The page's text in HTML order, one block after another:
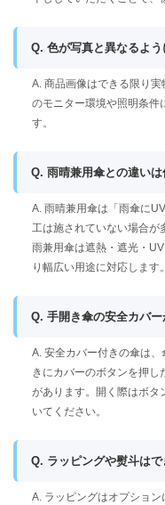
Q. 色が写真と異なるよう
A. 商品画像はできる限り
のモニター環境や照明条件
す。
Q. 雨晴兼用傘との違いは
A. 雨晴兼用傘は「雨傘に
工は施されていない場合が
雨兼用傘は遮熱・遮光・
り幅広い用途に対応します。
Q. 手開き傘の安全カバー
A. 安全カバー付きの傘は
きにカバーのボタンを押
があります。開く際はボタ
いてください。
Q. ラッピングや熨斗はで
A. ラッピングはオプショ